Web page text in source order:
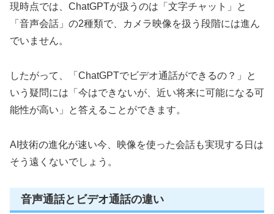
現時点では、ChatGPTが扱うのは「文字チャット」と
「音声会話」の2種類で、カメラ映像を扱う段階には進ん
でいません。
したがって、「ChatGPTでビデオ通話ができるの？」と
いう疑問には「今はできないが、近い将来に可能になる可
能性が高い」と答えることができます。
AI技術の進化が速い今、映像を使った会話も実現する日は
そう遠くないでしょう。
音声通話とビデオ通話の違い